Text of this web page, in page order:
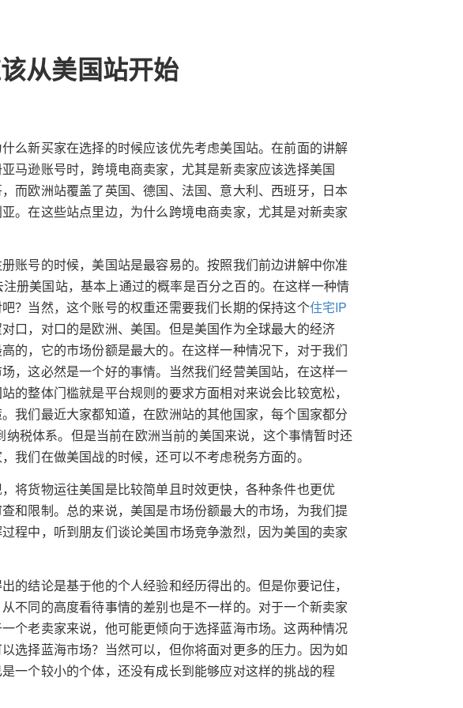
从美国站开始
么新买家在选择的时候应该优先考虑美国站。在前面的讲解
马逊账号时，跨境电商卖家，尤其是新卖家应该选择美国
而欧洲站覆盖了英国、德国、法国、意大利、西班牙，日本
。在这些站点里边，为什么跨境电商卖家，尤其是对新卖家
账号的时候，美国站是最容易的。按照我们前边讲解中你准
册美国站，基本上通过的概率是百分之百的。在这样一种情
？当然，这个账号的权重还需要我们长期的保持这个住宅IP
口，对口的是欧洲、美国。但是美国作为全球最大的经济
的，它的市场份额是最大的。在这样一种情况下，对于我们
，这必然是一个好的事情。当然我们经营美国站，在这样一
的整体门槛就是平台规则的要求方面相对来说会比较宽松，
我们最近大家都知道，在欧洲站的其他国家，每个国家都分
税体系。但是当前在欧洲当前的美国来说，这个事情暂时还
我们在做美国战的时候，还可以不考虑税务方面的。
将货物运往美国是比较简单且时效更快，各种条件也更优
和限制。总的来说，美国是市场份额最大的市场，为我们提
程中，听到朋友们谈论美国市场竞争激烈，因为美国的卖家
的结论是基于他的个人经验和经历得出的。但是你要记住，
不同的高度看待事情的差别也是不一样的。对于一个新卖家
个老卖家来说，他可能更倾向于选择蓝海市场。这两种情况
选择蓝海市场？当然可以，但你将面对更多的压力。因为如
一个较小的个体，还没有成长到能够应对这样的挑战的程